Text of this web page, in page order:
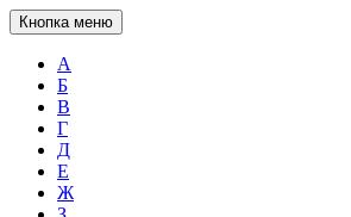
Кнопка меню
А
Б
В
Г
Д
Е
Ж